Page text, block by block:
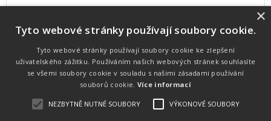
Pro měření, zpracování a publikaci výsledků
používáme software vyvinutý na zakázku. Lze
online publikovat výsledky komentátorovi na
obrazovky a s nepatrným zpožděním na
webových stránkách.
×
Tyto webové stránky používají soubory cookie.
Tyto webové stránky používají soubory cookie ke zlepšení
uživatelského zážitku. Používáním našich webových stránek souhlasíte
se všemi soubory cookie v souladu s našimi zásadami používání
souborů cookie. Více informací
NEZBYTNĚ NUTNÉ SOUBORY VÝKONOVÉ SOUBORY